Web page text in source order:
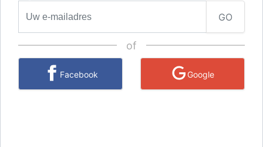
GO
of
Facebook Google